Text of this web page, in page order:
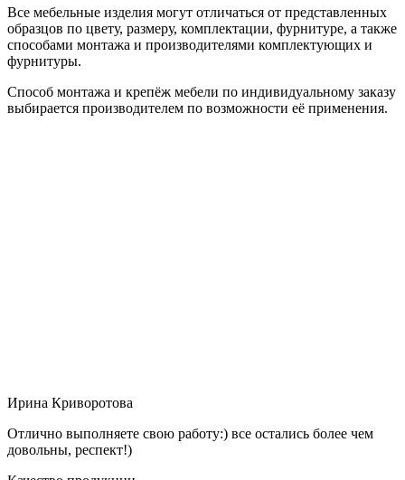
Все мебельные изделия могут отличаться от представленных
образцов по цвету, размеру, комплектации, фурнитуре, а также
способами монтажа и производителями комплектующих и
фурнитуры.
Способ монтажа и крепёж мебели по индивидуальному заказу
выбирается производителем по возможности её применения.
Ирина Криворотова
Отлично выполняете свою работу:) все остались более чем
довольны, респект!)